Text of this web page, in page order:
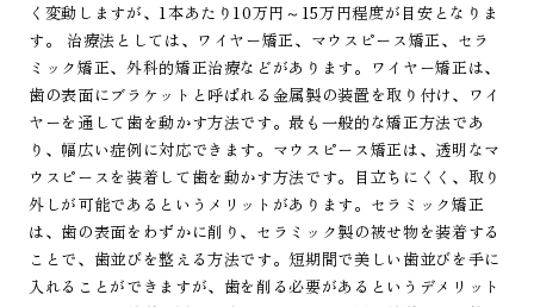
く変動しますが、1本あたり10万円～15万円程度が目安となりま
す。 治療法としては、ワイヤー矯正、マウスピース矯正、セラ
ミック矯正、外科的矯正治療などがあります。ワイヤー矯正は、
歯の表面にブラケットと呼ばれる金属製の装置を取り付け、ワイ
ヤーを通して歯を動かす方法です。最も一般的な矯正方法であ
り、幅広い症例に対応できます。マウスピース矯正は、透明なマ
ウスピースを装着して歯を動かす方法です。目立ちにくく、取り
外しが可能であるというメリットがあります。セラミック矯正
は、歯の表面をわずかに削り、セラミック製の被せ物を装着する
ことで、歯並びを整える方法です。短期間で美しい歯並びを手に
入れることができますが、歯を削る必要があるというデメリット